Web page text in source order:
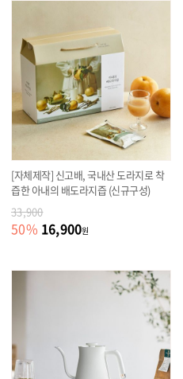
[자체제작] 신고배, 국내산 도라지로 착
즙한 아내의 배도라지즙 (신규구성)
33,900
50% 16,900원